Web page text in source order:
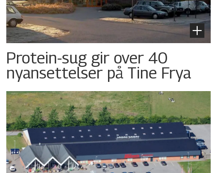
Protein-sug gir over 40
nyansettelser på Tine Frya